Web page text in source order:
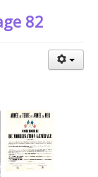
82